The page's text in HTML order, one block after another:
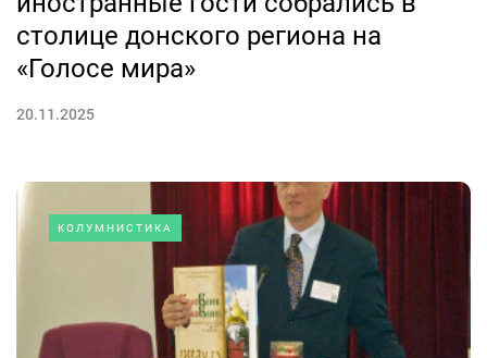
столице донского региона на
«Голосе мира»
20.11.2025
КОЛУМНИСТИКА